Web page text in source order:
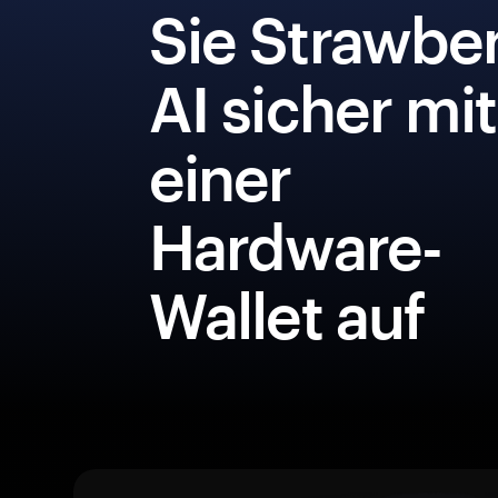
Sie
AI sicher mit
einer
Hardware-
Wallet auf